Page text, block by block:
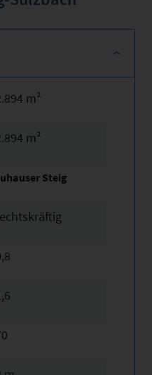
m²
m²
Steig